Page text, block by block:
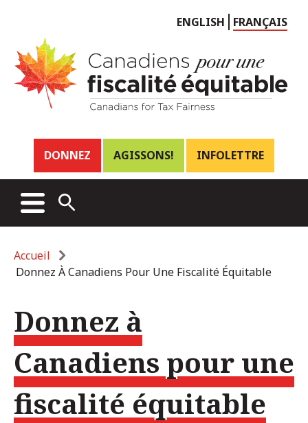
Choose
language
ENGLISH FRANÇAIS
Header
links
DONNEZ AGISSONS! INFOLETTRE
Main
menu
MENUOPEN
SEARCH
Breadcrumb
Accueil
Donnez À Canadiens Pour Une Fiscalité Équitable
Donnez à
Canadiens pour une
fiscalité équitable